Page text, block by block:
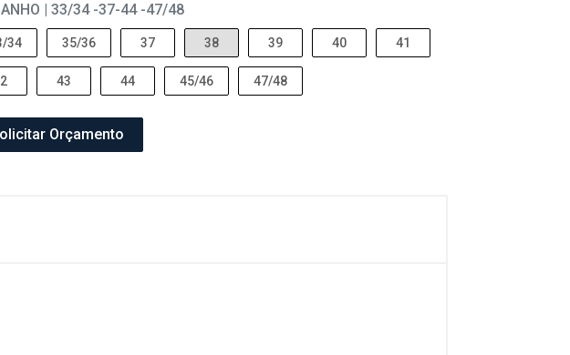
| 33/34 -37-44 -47/48
34 35/36 37 38 39 40 41
43 44 45/46 47/48
Orçamento